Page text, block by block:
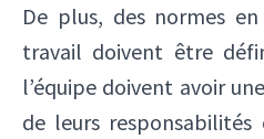
De plus, des normes
travail doivent être
l’équipe doivent avoir
de leurs responsabilités